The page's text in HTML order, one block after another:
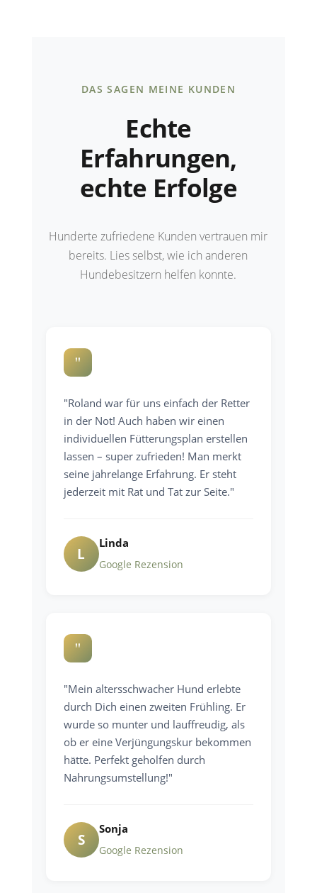
DAS SAGEN MEINE KUNDEN
Echte
Erfahrungen,
echte Erfolge
Hunderte zufriedene Kunden vertrauen mir
bereits. Lies selbst, wie ich anderen
Hundebesitzern helfen konnte.
"
"Roland war für uns einfach der Retter
in der Not! Auch haben wir einen
individuellen Fütterungsplan erstellen
lassen – super zufrieden! Man merkt
seine jahrelange Erfahrung. Er steht
jederzeit mit Rat und Tat zur Seite."
L
Linda
Google Rezension
"
"Mein altersschwacher Hund erlebte
durch Dich einen zweiten Frühling. Er
wurde so munter und lauffreudig, als
ob er eine Verjüngungskur bekommen
hätte. Perfekt geholfen durch
Nahrungsumstellung!"
S
Sonja
Google Rezension